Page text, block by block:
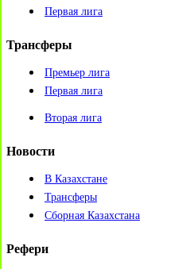
Первая лига
Трансферы
Премьер лига
Первая лига
Вторая лига
Новости
В Казахстане
Трансферы
Сборная Казахстана
Рефери